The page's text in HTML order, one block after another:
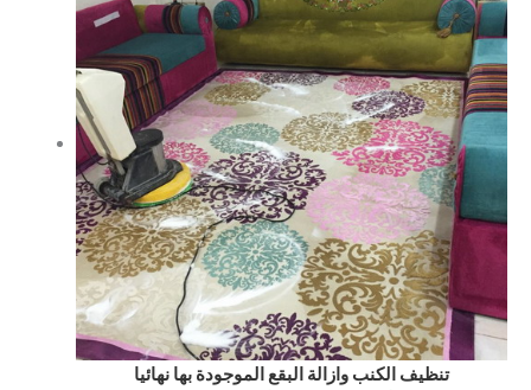
تنظيف الكنب وازالة البقع الموجودة بها نهائيا